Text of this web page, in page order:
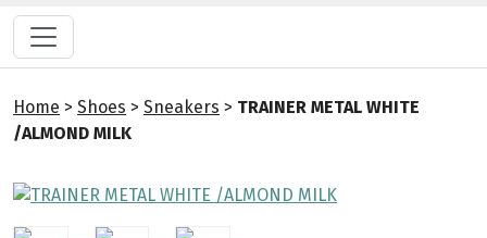
Home > Shoes > Sneakers > TRAINER METAL WHITE
/ALMOND MILK